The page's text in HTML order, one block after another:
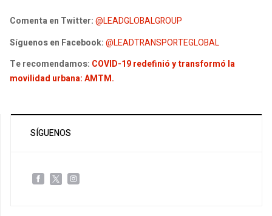
Comenta en Twitter:@LEADGLOBALGROUP
Síguenos en Facebook:@LEADTRANSPORTEGLOBAL
Te recomendamos: COVID-19 redefinió y transformó la
movilidad urbana: AMTM.
SÍGUENOS